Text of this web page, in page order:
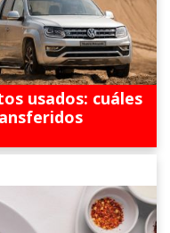
usados: cuáles